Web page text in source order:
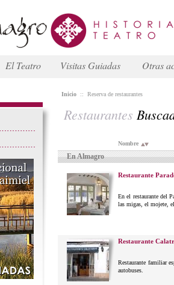
El Teatro Visitas Guiadas Otras
Inicio :: Reserva de restaurantes
Restaurantes
Nombre
En Almagro
Restaurante
En el restaurante del
las migas, el mojete,
Restaurante
Restaurante familiar
autobuses.